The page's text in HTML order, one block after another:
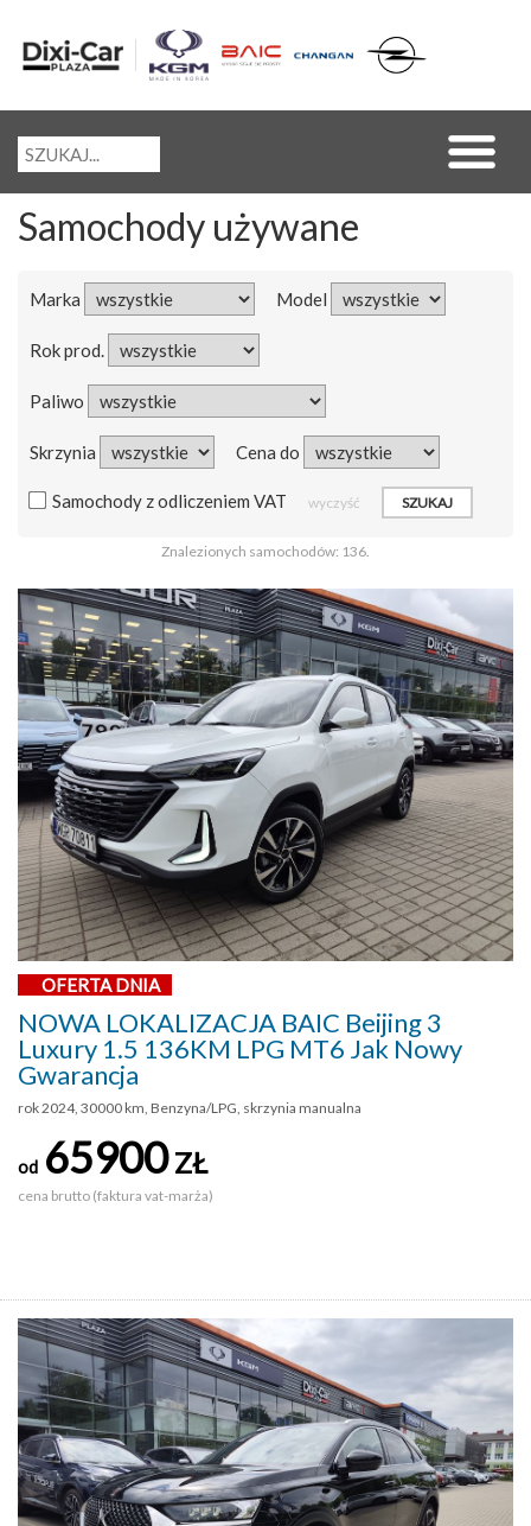
Samochody używane
Marka Model
Rok prod.
Paliwo
Skrzynia Cena do
Samochody z odliczeniem VAT wyczyść
Znalezionych samochodów: 136.
OFERTA DNIA
NOWA LOKALIZACJA BAIC Beijing 3
Luxury 1.5 136KM LPG MT6 Jak Nowy
Gwarancja
rok 2024, 30000 km, Benzyna/LPG, skrzynia manualna
od 65900ZŁ
cena brutto (faktura vat-marża)